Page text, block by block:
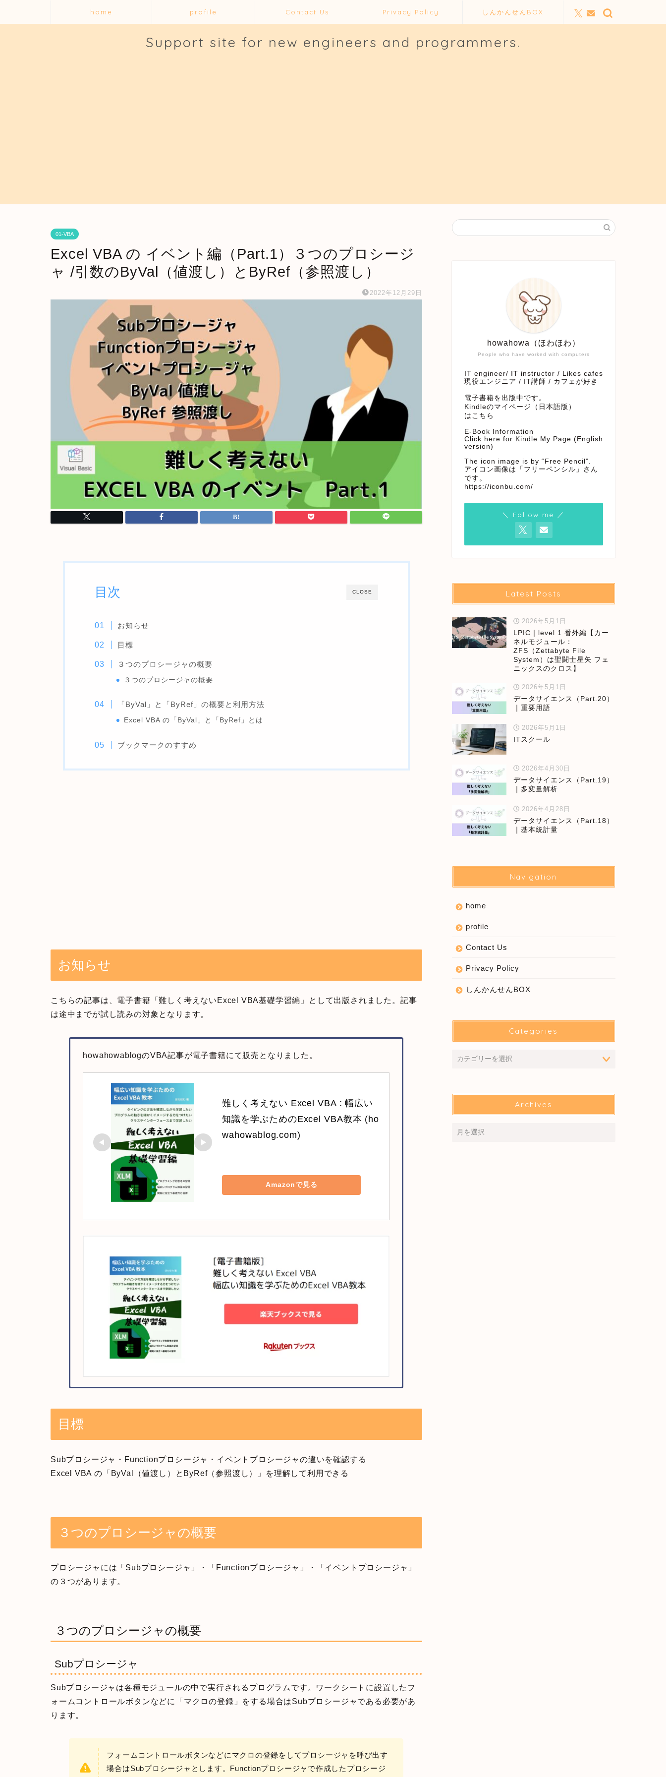
home profile Contact Us Privacy Policy しんかんせんBOX
Support site for new engineers and programmers.
01-VBA
Excel VBA の イベント編（Part.1）３つのプロシージ
ャ /引数のByVal（値渡し）とByRef（参照渡し）
2022年12月29日
CLOSE
目次
お知らせ
目標
３つのプロシージャの概要
３つのプロシージャの概要
「ByVal」と「ByRef」の概要と利用方法
Excel VBA の「ByVal」と「ByRef」とは
ブックマークのすすめ
お知らせ
こちらの記事は、電子書籍「難しく考えないExcel VBA基礎学習編」として出版されました。記事
は途中までが試し読みの対象となります。
howahowablogのVBA記事が電子書籍にて販売となりました。
難しく考えない Excel VBA : 幅広い
知識を学ぶためのExcel VBA教本 (ho
wahowablog.com)
Amazonで見る
目標
Subプロシージャ・Functionプロシージャ・イベントプロシージャの違いを確認する
Excel VBA の「ByVal（値渡し）とByRef（参照渡し）」を理解して利用できる
３つのプロシージャの概要
プロシージャには「Subプロシージャ」・「Functionプロシージャ」・「イベントプロシージャ」
の３つがあります。
３つのプロシージャの概要
Subプロシージャ
Subプロシージャは各種モジュールの中で実行されるプログラムです。ワークシートに設置したフ
ォームコントロールボタンなどに「マクロの登録」をする場合はSubプロシージャである必要があ
ります。
フォームコントロールボタンなどにマクロの登録をしてプロシージャを呼び出す
場合はSubプロシージャとします。Functionプロシージャで作成したプロシージ
People who have worked with computers
howahowa（ほわほわ）
IT engineer/ IT instructor / Likes cafes
現役エンジニア / IT講師 / カフェが好き
電子書籍を出版中です。
Kindleのマイページ（日本語版）
はこちら
E-Book Information
Click here for Kindle My Page (English
version)
The icon image is by “Free Pencil”.
アイコン画像は「フリーペンシル」さん
です。
https://iconbu.com/
＼ Follow me ／
Latest Posts
2026年5月1日
LPIC｜level 1 番外編【カー
ネルモジュール：
ZFS（Zettabyte File
System）は聖闘士星矢 フェ
ニックスのクロス】
2026年5月1日
データサイエンス（Part.20）
｜重要用語
2026年5月1日
ITスクール
2026年4月30日
データサイエンス（Part.19）
｜多変量解析
2026年4月28日
データサイエンス（Part.18）
｜基本統計量
Navigation
home
profile
Contact Us
Privacy Policy
しんかんせんBOX
Categories
Archives